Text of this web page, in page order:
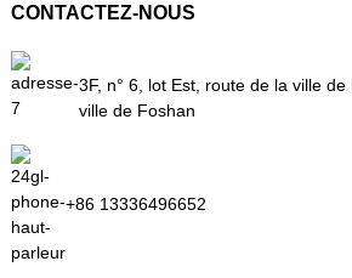
CONTACTEZ-NOUS
3F, n° 6, lot Est, route de la ville de
ville de Foshan
+86 13336496652